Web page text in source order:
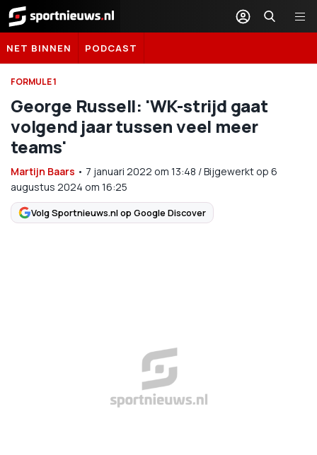
Sportnieuws.nl
NET BINNEN PODCAST
FORMULE 1
George Russell: 'WK-strijd gaat
volgend jaar tussen veel meer
teams'
Martijn Baars • 7 januari 2022 om 13:48 /Bijgewerkt op 6
augustus 2024 om 16:25
Volg Sportnieuws.nl op Google Discover